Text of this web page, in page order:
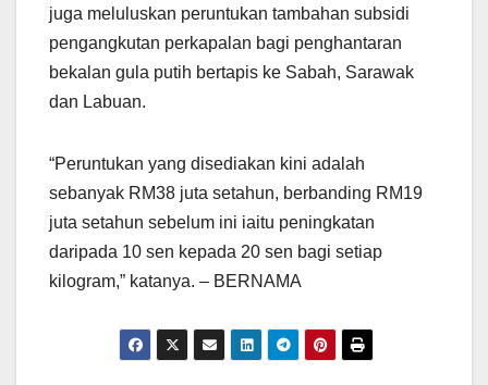
juga meluluskan peruntukan tambahan subsidi
pengangkutan perkapalan bagi penghantaran
bekalan gula putih bertapis ke Sabah, Sarawak
dan Labuan.
“Peruntukan yang disediakan kini adalah
sebanyak RM38 juta setahun, berbanding RM19
juta setahun sebelum ini iaitu peningkatan
daripada 10 sen kepada 20 sen bagi setiap
kilogram,” katanya. – BERNAMA